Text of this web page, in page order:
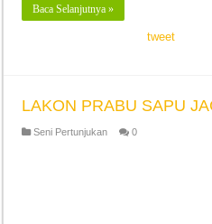
Baca Selanjutnya »
tweet
LAKON PRABU SAPU
Seni Pertunjukan 0